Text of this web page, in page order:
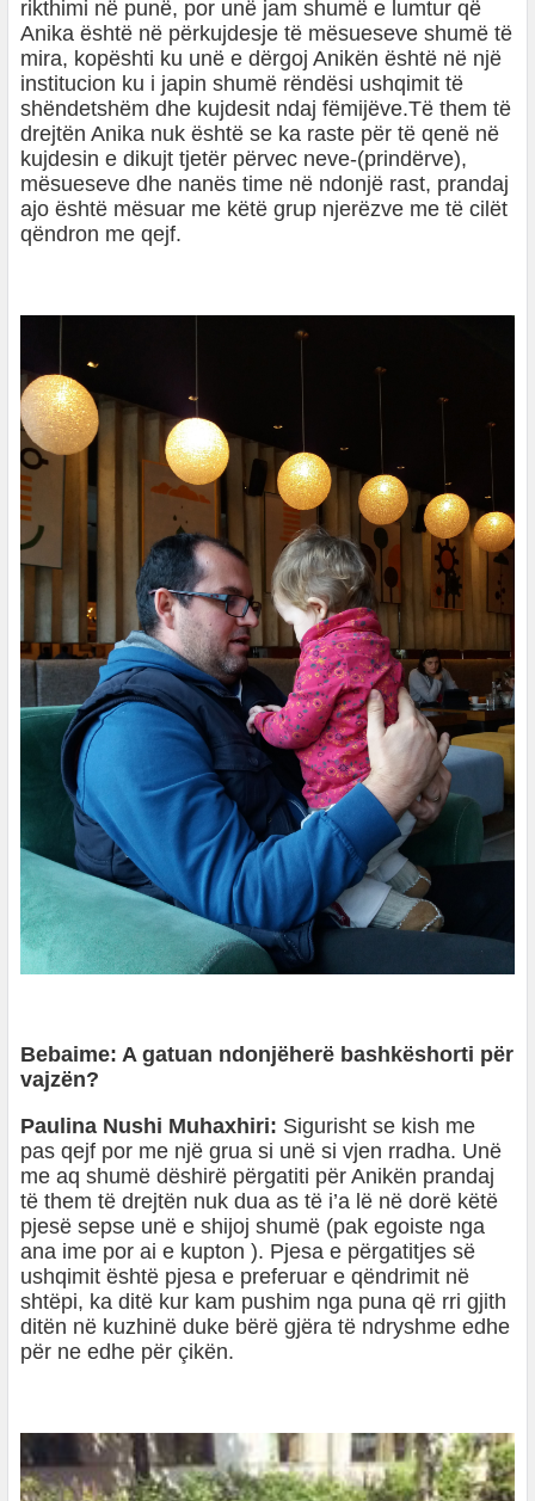
rikthimi në punë, por unë jam shumë e lumtur që
Anika është në përkujdesje të mësueseve shumë të
mira, kopështi ku unë e dërgoj Anikën është në një
institucion ku i japin shumë rëndësi ushqimit të
shëndetshëm dhe kujdesit ndaj fëmijëve.Të them të
drejtën Anika nuk është se ka raste për të qenë në
kujdesin e dikujt tjetër përvec neve-(prindërve),
mësueseve dhe nanës time në ndonjë rast, prandaj
ajo është mësuar me këtë grup njerëzve me të cilët
qëndron me qejf.
Bebaime: A gatuan ndonjëherë bashkëshorti për
vajzën?
Paulina Nushi Muhaxhiri: Sigurisht se kish me
pas qejf por me një grua si unë si vjen rradha. Unë
me aq shumë dëshirë përgatiti për Anikën prandaj
të them të drejtën nuk dua as të i’a lë në dorë këtë
pjesë sepse unë e shijoj shumë (pak egoiste nga
ana ime por ai e kupton ). Pjesa e përgatitjes së
ushqimit është pjesa e preferuar e qëndrimit në
shtëpi, ka ditë kur kam pushim nga puna që rri gjith
ditën në kuzhinë duke bërë gjëra të ndryshme edhe
për ne edhe për çikën.